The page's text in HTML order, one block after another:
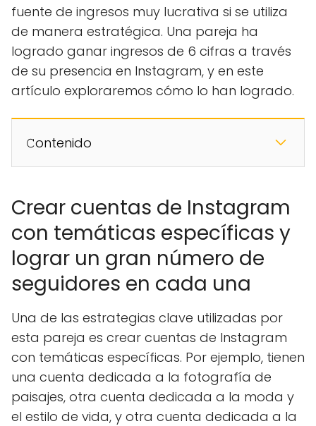
fuente de ingresos muy lucrativa si se utiliza
de manera estratégica. Una pareja ha
logrado ganar ingresos de 6 cifras a través
de su presencia en Instagram, y en este
artículo exploraremos cómo lo han logrado.
𝙲ontenido
Crear cuentas de Instagram
con temáticas específicas y
lograr un gran número de
seguidores en cada una
Una de las estrategias clave utilizadas por
esta pareja es crear cuentas de Instagram
con temáticas específicas. Por ejemplo, tienen
una cuenta dedicada a la fotografía de
paisajes, otra cuenta dedicada a la moda y
el estilo de vida, y otra cuenta dedicada a la